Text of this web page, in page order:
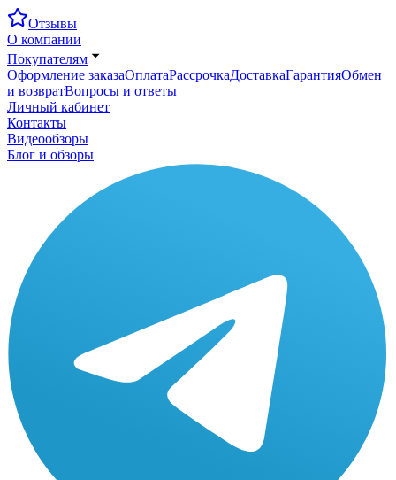
Отзывы
О компании
Покупателям
Оформление заказаОплатаРассрочкаДоставкаГарантияОбмен
и возвратВопросы и ответы
Личный кабинет
Контакты
Видеообзоры
Блог и обзоры